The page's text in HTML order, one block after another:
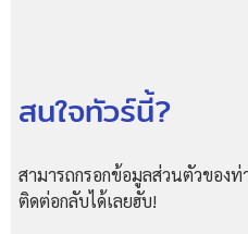
สนใจทัวร์นี้?
สามารถกรอกข้อมูลส่วนตัวของ
ติดต่อกลับได้เลยฮับ!